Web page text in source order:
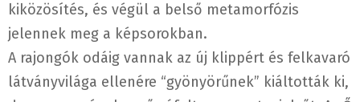
kiközösítés, és végül a belső metamorfózis
jelennek meg a képsorokban.
A rajongók odáig vannak az új klippért és felkavaró
látványvilága ellenére “gyönyörűnek” kiáltották ki,